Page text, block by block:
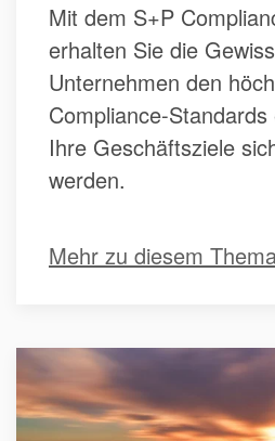
Mit dem S+P
erhalten Sie die
Unternehmen den
Compliance-
Ihre Geschäftsziele
werden.
Mehr zu diesem